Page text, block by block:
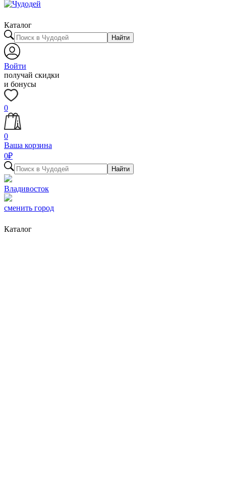
Каталог
Найти
Войти
получай скидки
и бонусы
0
0
Ваша корзина
0₽
Найти
Владивосток
сменить город
Каталог